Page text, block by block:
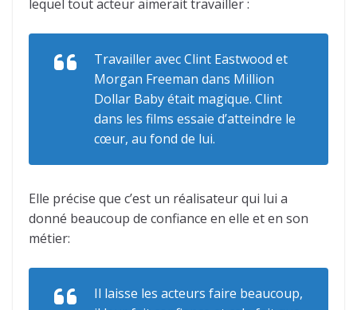
lequel tout acteur aimerait travailler :
Travailler avec Clint Eastwood et
Morgan Freeman dans Million
Dollar Babyétait magique. Clint
dans les films essaie d’atteindre le
cœur, au fond de lui.
Elle précise que c’est un réalisateur qui lui a
donné beaucoup de confiance en elle et en son
métier:
Il laisse les acteurs faire beaucoup,